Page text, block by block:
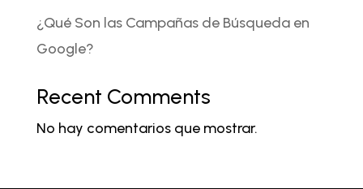
¿Qué Son las Campañas de Búsqueda en
Google?
Recent Comments
No hay comentarios que mostrar.